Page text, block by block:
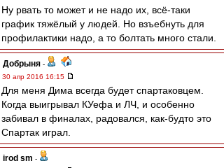
Ну рвать то может и не надо их, всё-таки
график тяжёлый у людей. Но взъебнуть для
профилактики надо, а то болтать много стали.
Добрыня -
30 апр 2016 16:15
Для меня Дима всегда будет спартаковцем.
Когда выигрывал КУефа и ЛЧ, и особенно
забивал в финалах, радовался, как-будто это
Спартак играл.
irod sm -